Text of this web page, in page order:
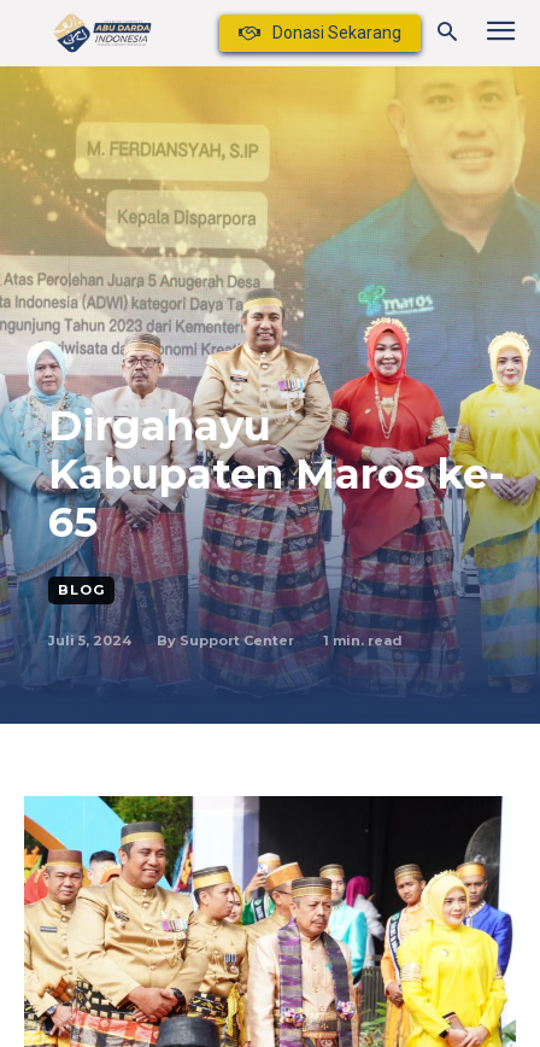
Donasi Sekarang
Dirgahayu
Kabupaten Maros ke-
65
BLOG
Juli 5, 2024 By Support Center 1 min. read